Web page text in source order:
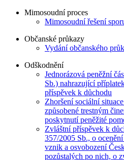
Mimosoudní proces
Mimosoudní řešení
Občanské průkazy
Vydání občanského
Odškodnění
Jednorázová peněžní
Sb.) nahrazující
příspěvek k důchodu
Zhoršení sociální
způsobené trestným
poskytnutí peněžité
Zvláštní příspěvek k
357/2005 Sb., o
vznik a osvobození
pozůstalých po nich, o